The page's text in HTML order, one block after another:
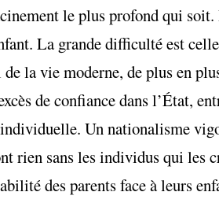
le plus profond qui
La grande difficulté est
la vie moderne, de plus en
de confiance dans l’État,
Un nationalisme
rien sans les individus qui les
des parents face à leurs